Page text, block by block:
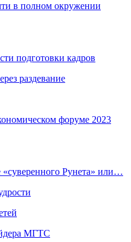
в полном окружении
подготовки кадров
раздевание
форуме 2023
«суверенного Рунета» или…
МГТС